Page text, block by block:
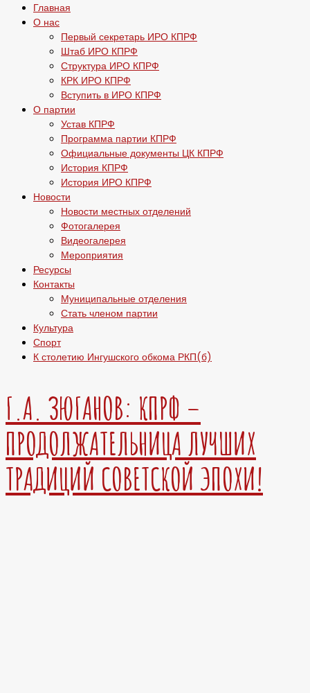
Главная
О нас
Первый секретарь ИРО КПРФ
Штаб ИРО КПРФ
Структура ИРО КПРФ
КРК ИРО КПРФ
Вступить в ИРО КПРФ
О партии
Устав КПРФ
Программа партии КПРФ
Официальные документы ЦК КПРФ
История КПРФ
История ИРО КПРФ
Новости
Новости местных отделений
Фотогалерея
Видеогалерея
Мероприятия
Ресурсы
Контакты
Муниципальные отделения
Стать членом партии
Культура
Спорт
К столетию Ингушского обкома РКП(б)
Г.А. ЗЮГАНОВ: КПРФ –
ПРОДОЛЖАТЕЛЬНИЦА ЛУЧШИХ
ТРАДИЦИЙ СОВЕТСКОЙ ЭПОХИ!